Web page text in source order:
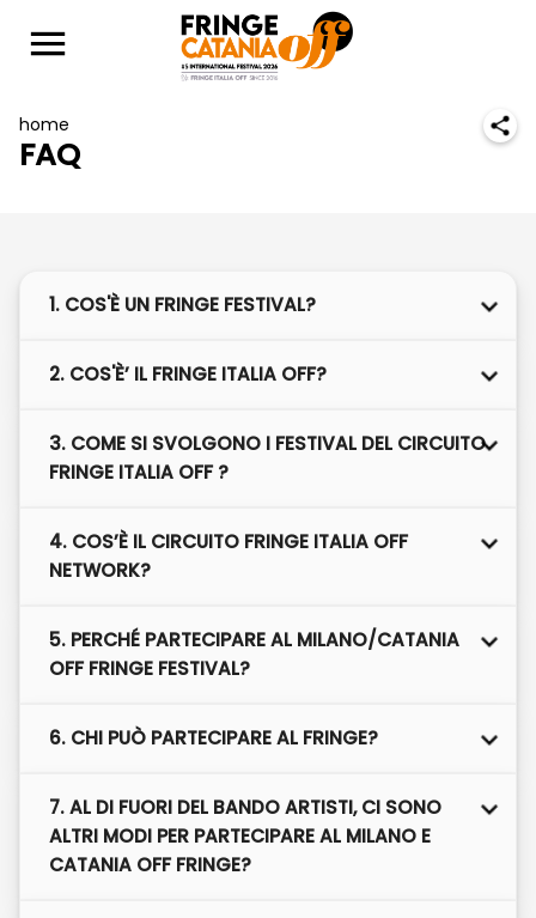
home
FAQ
1. COS'È UN FRINGE FESTIVAL?
2. COS'È’ IL FRINGE ITALIA OFF?
3. COME SI SVOLGONO I FESTIVAL DEL CIRCUITO
FRINGE ITALIA OFF ?
4. COS’È IL CIRCUITO FRINGE ITALIA OFF
NETWORK?
5. PERCHÉ PARTECIPARE AL MILANO/CATANIA
OFF FRINGE FESTIVAL?
6. CHI PUÒ PARTECIPARE AL FRINGE?
7. AL DI FUORI DEL BANDO ARTISTI, CI SONO
ALTRI MODI PER PARTECIPARE AL MILANO E
CATANIA OFF FRINGE?